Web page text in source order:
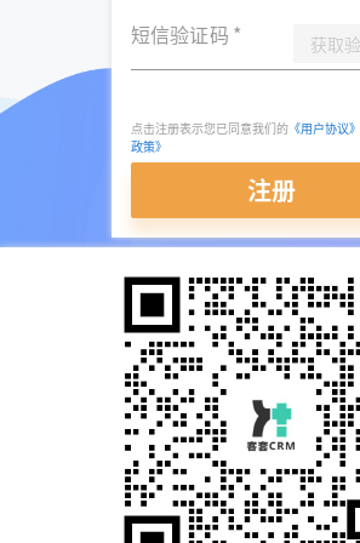
短信验证码 * 获取
点击注册表示您已同意我们的 《用户协议》
政策》
注册